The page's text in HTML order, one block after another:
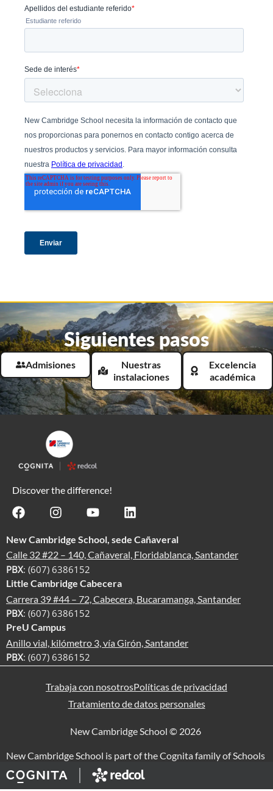
Siguientes pasos
Admisiones
Nuestras
instalaciones
Excelencia
académica
Discover the difference!
New Cambridge School, sede Cañaveral
Calle 32 #22 – 140, Cañaveral, Floridablanca, Santander
PBX: (607) 6386152
Little Cambridge Cabecera
Carrera 39 #44 – 72, Cabecera, Bucaramanga, Santander
PBX: (607) 6386152
PreU Campus
Anillo vial, kilómetro 3, vía Girón, Santander
PBX: (607) 6386152
Trabaja con nosotrosPolíticas de privacidad
Tratamiento de datos personales
New Cambridge School © 2026
New Cambridge School is part of the Cognita family of Schools